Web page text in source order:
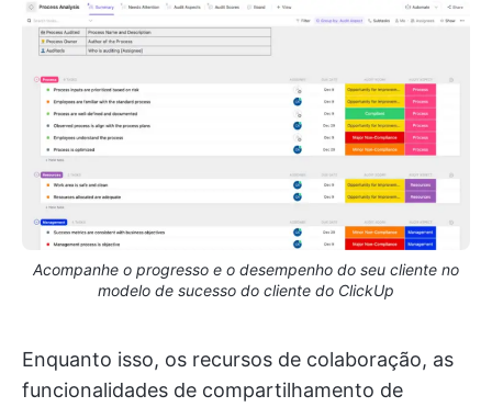
Acompanhe o progresso e o desempenho do seu cliente no
modelo de sucesso do cliente do ClickUp
Enquanto isso, os recursos de colaboração, as
funcionalidades de compartilhamento de